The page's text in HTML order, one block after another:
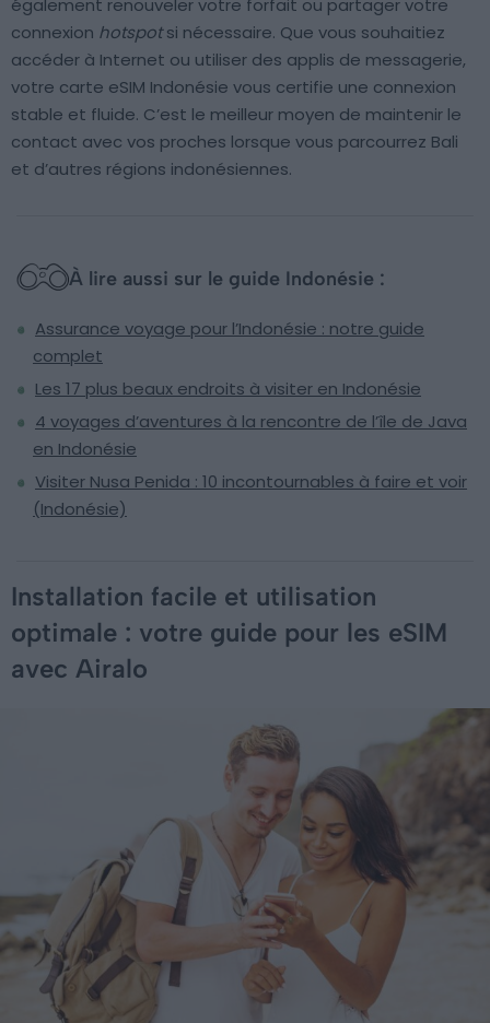
également renouveler votre forfait ou partager votre
connexion hotspotsi nécessaire. Que vous souhaitiez
accéder à Internet ou utiliser des applis de messagerie,
votre carte eSIM Indonésie vous certifie une connexion
stable et fluide. C’est le meilleur moyen de maintenir le
contact avec vos proches lorsque vous parcourrez Bali
et d’autres régions indonésiennes.
À lire aussi sur le guide Indonésie :
Assurance voyage pour l’Indonésie : notre guide
complet
Les 17 plus beaux endroits à visiter en Indonésie
4 voyages d’aventures à la rencontre de l’île de Java
en Indonésie
Visiter Nusa Penida : 10 incontournables à faire et voir
(Indonésie)
Installation facile et utilisation
optimale : votre guide pour les eSIM
avec Airalo